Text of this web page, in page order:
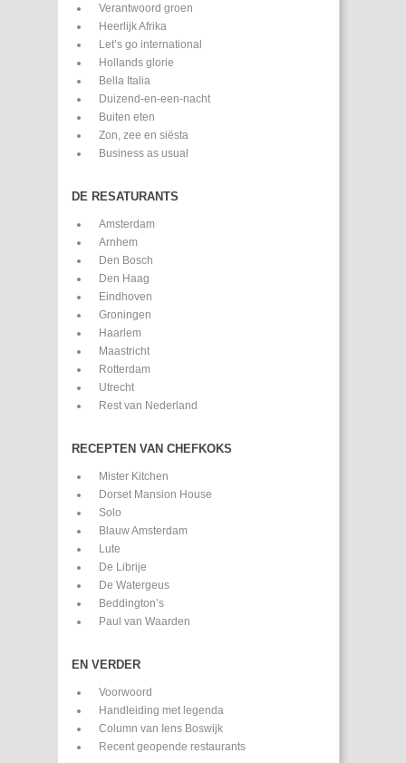
Verantwoord groen
Heerlijk Afrika
Let’s go international
Hollands glorie
Bella Italia
Duizend-en-een-nacht
Buiten eten
Zon, zee en siësta
Business as usual
DE RESATURANTS
Amsterdam
Arnhem
Den Bosch
Den Haag
Eindhoven
Groningen
Haarlem
Maastricht
Rotterdam
Utrecht
Rest van Nederland
RECEPTEN VAN CHEFKOKS
Mister Kitchen
Dorset Mansion House
Solo
Blauw Amsterdam
Lute
De Librije
De Watergeus
Beddington’s
Paul van Waarden
EN VERDER
Voorwoord
Handleiding met legenda
Column van Iens Boswijk
Recent geopende restaurants